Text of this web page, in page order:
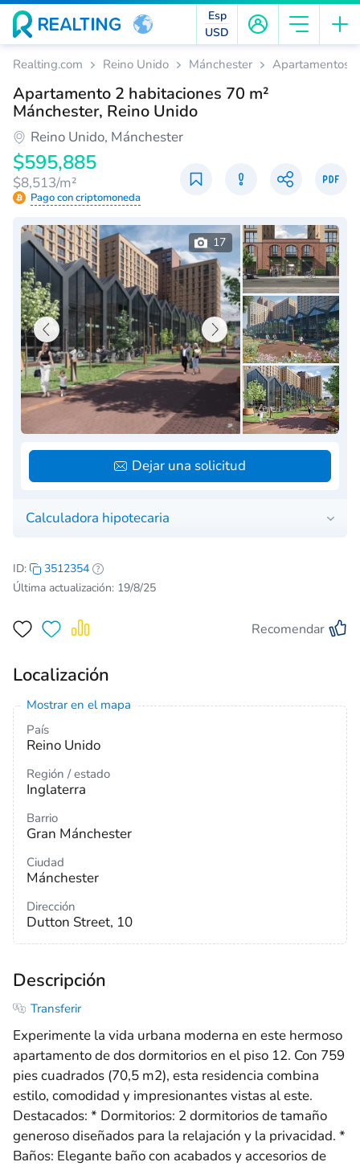
Esp
USD
Realting.com Reino Unido Mánchester Apartamentos
Apartamento 2 habitaciones 70 m²
Mánchester, Reino Unido
Reino Unido, Mánchester
$595,885
$8,513/m²
Pago con criptomoneda
Calculadora hipotecaria
17
Dejar una solicitud
ID:
3512354
Última actualización: 19/8/25
Recomendar
Localización
Mostrar en el mapa
País
Reino Unido
Región / estado
Inglaterra
Barrio
Gran Mánchester
Ciudad
Mánchester
Dirección
Dutton Street, 10
Descripción
Transferir
Experimente la vida urbana moderna en este hermoso
apartamento de dos dormitorios en el piso 12. Con 759
pies cuadrados (70,5 m2), esta residencia combina
estilo, comodidad y impresionantes vistas al este.
Destacados: * Dormitorios: 2 dormitorios de tamaño
generoso diseñados para la relajación y la privacidad. *
Baños: Elegante baño con acabados y accesorios de